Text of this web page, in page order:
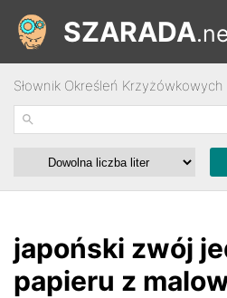
SZARADA
Słownik Określeń Krzyżówkowych
japoński zwój
papieru z